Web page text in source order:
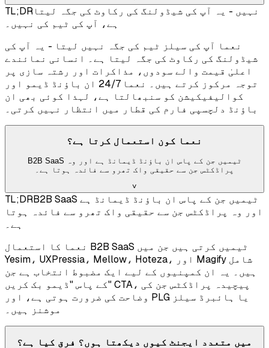
TL;DRنہیں - یہ آپ کی شیڈولنگ کی رکاوٹ کی جگہ لیتا
ہے، آپ کی ٹیم کی نہیں۔
نعما آپ کی سیلز ٹیم کی جگہ نہیں لیتا - یہ آپ کی
شیڈولنگ کی رکاوٹ کی جگہ لیتا ہے۔ انسانی نمائندے
اعلیٰ قیمت والے سودوں، مذاکرات اور رشتہ سازی پر
توجہ مرکوز کرتے ہیں۔ نعما 24/7 ان باؤنڈ ڈیمو اور
کوالیفیکیشن کو سنبھالتا ہے، لہذا کوئی بھی ان
باؤنڈ دلچسپی فارم کی قطار میں انتظار نہیں کرتی۔
نعما کون استعمال کرتا ہے؟
B2B SaaS ٹیمیں جن کے پاس ان باؤنڈ ڈیمانڈ ہے اور وہ
پراڈکٹس جن سے حقیقی واک تھرو سے فائدہ ہوتا ہے۔
˅
TL;DRB2B SaaS ٹیمیں جن کے پاس ان باؤنڈ ڈیمانڈ ہے
اور وہ پراڈکٹس جن سے حقیقی واک تھرو سے فائدہ ہوتا
ہے۔
نعما کا استعمال B2B SaaS ٹیمیں کرتی ہیں جن میں
Yesim، UXPressia، Mellow، Hoteza، اور Magify شامل
ہیں۔ یہ ان کمپنیوں کے لیے ایک مضبوط انتخاب ہے جن
کے پاس "ڈیمو بک کریں" CTA، پیچیدہ پراڈکٹس جن کی
وضاحت کی ضرورت ہوتی ہے، اور PLG یا ہائبرڈ سیلز
موشنز ہیں۔
میں متعدد ایجنٹ کیوں دیکھتا ہوں؟ فرق کیا ہے؟